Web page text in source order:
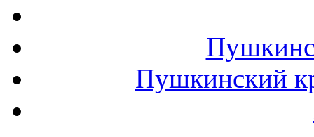
Пушкинский